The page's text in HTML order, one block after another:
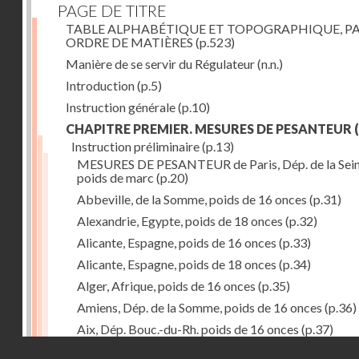
PAGE DE TITRE
TABLE ALPHABÉTIQUE ET TOPOGRAPHIQUE,
ORDRE DE MATIÈRES (p.523)
Manière de se servir du Régulateur(n.n.)
Introduction(p.5)
Instruction générale(p.10)
CHAPITRE PREMIER. MESURES DE PESANTEUR
Instruction préliminaire(p.13)
MESURES DE PESANTEUR de Paris, Dép. de la
poids de marc (p.20)
Abbeville, de la Somme, poids de 16 onces (p.31)
Alexandrie, Egypte, poids de 18 onces (p.32)
Alicante, Espagne, poids de 16 onces (p.33)
Alicante, Espagne, poids de 18 onces (p.34)
Alger, Afrique, poids de 16 onces (p.35)
Amiens, Dép. de la Somme, poids de 16 onces (p.36)
Aix, Dép. Bouc.-du-Rh. poids de 16 onces (p.37)